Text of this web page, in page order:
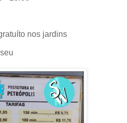
nos jardins